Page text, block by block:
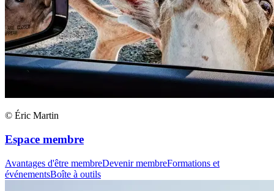
© Éric Martin
Espace membre
Avantages d'être membreDevenir membreFormations et
événementsBoîte à outils